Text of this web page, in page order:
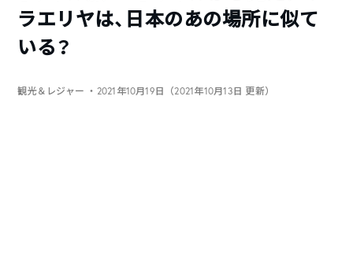
ラエリヤは、日本のあの場所に似て
いる？
観光＆レジャー ・2021年10月19日（2021年10月13日 更新）